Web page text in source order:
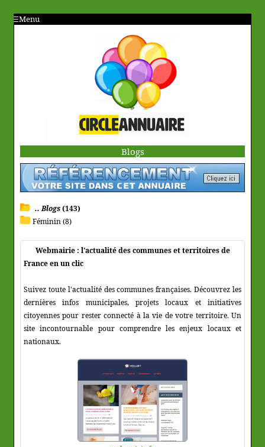
Menu
Blogs
.. Blogs(143)
Féminin (8)
Webmairie : l'actualité des communes et territoires de
France en un clic
Suivez toute l'actualité des communes françaises. Découvrez les
dernières infos municipales, projets locaux et initiatives
citoyennes pour rester connecté à la vie de votre territoire. Un
site incontournable pour comprendre les enjeux locaux et
nationaux.